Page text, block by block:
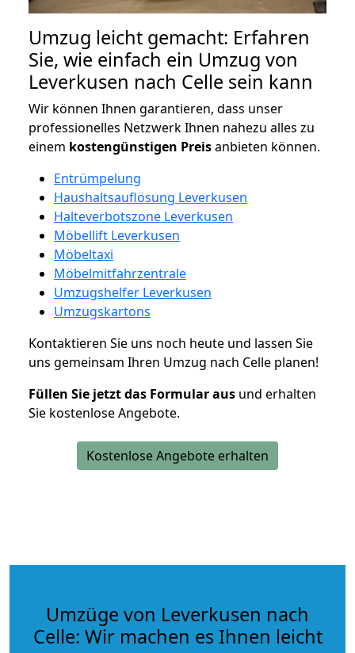
Umzug leicht gemacht: Erfahren
Sie, wie einfach ein Umzug von
Leverkusen nach Celle sein kann
Wir können Ihnen garantieren, dass unser
professionelles Netzwerk Ihnen nahezu alles zu
einem kostengünstigen Preisanbieten können.
Entrümpelung
Haushaltsauflösung Leverkusen
Halteverbotszone Leverkusen
Möbellift Leverkusen
Möbeltaxi
Möbelmitfahrzentrale
Umzugshelfer Leverkusen
Umzugskartons
Kontaktieren Sie uns noch heute und lassen Sie
uns gemeinsam Ihren Umzug nach Celle planen!
Füllen Sie jetzt das Formular aus und erhalten
Sie kostenlose Angebote.
Kostenlose Angebote erhalten
Umzüge von Leverkusen nach
Celle: Wir machen es Ihnen leicht